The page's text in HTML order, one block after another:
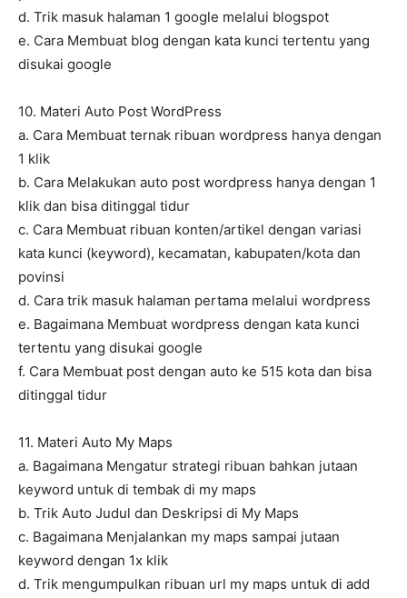
d. Trik masuk halaman 1 google melalui blogspot
e. Cara Membuat blog dengan kata kunci tertentu yang
disukai google
10. Materi Auto Post WordPress
a. Cara Membuat ternak ribuan wordpress hanya dengan
1 klik
b. Cara Melakukan auto post wordpress hanya dengan 1
klik dan bisa ditinggal tidur
c. Cara Membuat ribuan konten/artikel dengan variasi
kata kunci (keyword), kecamatan, kabupaten/kota dan
povinsi
d. Cara trik masuk halaman pertama melalui wordpress
e. Bagaimana Membuat wordpress dengan kata kunci
tertentu yang disukai google
f. Cara Membuat post dengan auto ke 515 kota dan bisa
ditinggal tidur
11. Materi Auto My Maps
a. Bagaimana Mengatur strategi ribuan bahkan jutaan
keyword untuk di tembak di my maps
b. Trik Auto Judul dan Deskripsi di My Maps
c. Bagaimana Menjalankan my maps sampai jutaan
keyword dengan 1x klik
d. Trik mengumpulkan ribuan url my maps untuk di add